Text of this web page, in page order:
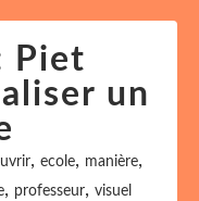
Piet
un
, ecole, manière,
, professeur, visuel